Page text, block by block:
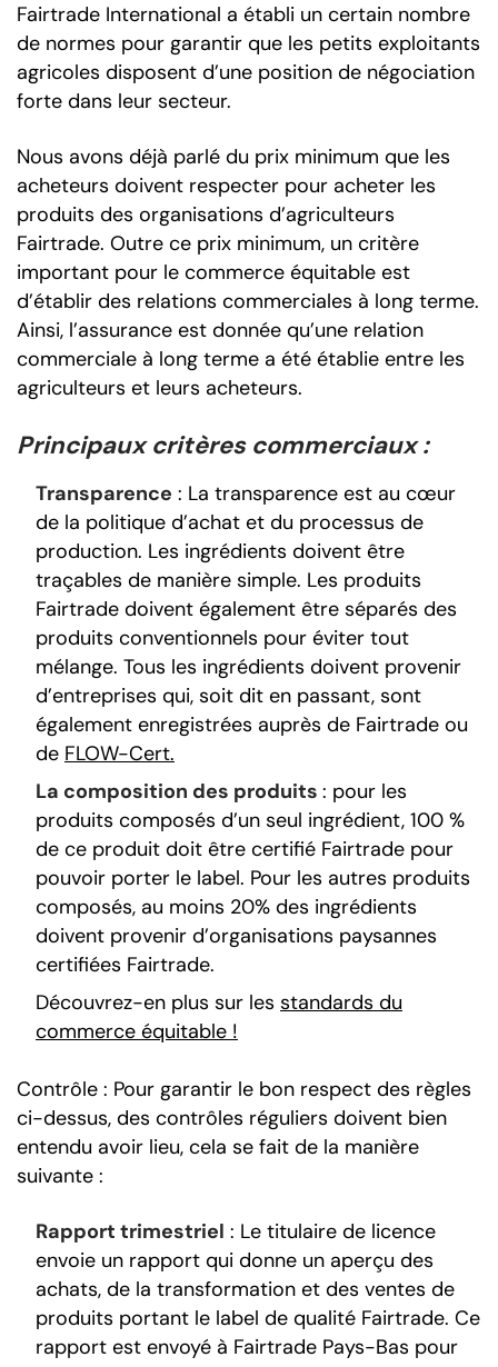
Fairtrade International a établi un certain nombre
de normes pour garantir que les petits exploitants
agricoles disposent d’une position de négociation
forte dans leur secteur.
Nous avons déjà parlé du prix minimum que les
acheteurs doivent respecter pour acheter les
produits des organisations d’agriculteurs
Fairtrade. Outre ce prix minimum, un critère
important pour le commerce équitable est
d’établir des relations commerciales à long terme.
Ainsi, l’assurance est donnée qu’une relation
commerciale à long terme a été établie entre les
agriculteurs et leurs acheteurs.
Principaux critères commerciaux :
Transparence : La transparence est au cœur
de la politique d’achat et du processus de
production. Les ingrédients doivent être
traçables de manière simple. Les produits
Fairtrade doivent également être séparés des
produits conventionnels pour éviter tout
mélange. Tous les ingrédients doivent provenir
d’entreprises qui, soit dit en passant, sont
également enregistrées auprès de Fairtrade ou
de FLOW-Cert.
La composition des produits : pour les
produits composés d’un seul ingrédient, 100 %
de ce produit doit être certifié Fairtrade pour
pouvoir porter le label. Pour les autres produits
composés, au moins 20% des ingrédients
doivent provenir d’organisations paysannes
certifiées Fairtrade.
Découvrez-en plus sur les standards du
commerce équitable !
Contrôle : Pour garantir le bon respect des règles
ci-dessus, des contrôles réguliers doivent bien
entendu avoir lieu, cela se fait de la manière
suivante :
Rapport trimestriel : Le titulaire de licence
envoie un rapport qui donne un aperçu des
achats, de la transformation et des ventes de
produits portant le label de qualité Fairtrade. Ce
rapport est envoyé à Fairtrade Pays-Bas pour